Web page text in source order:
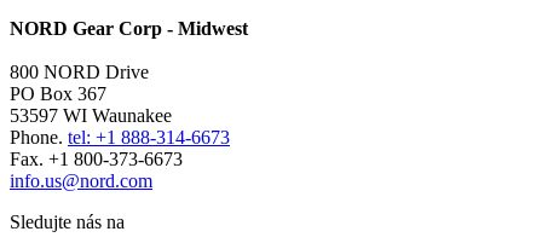
NORD Gear Corp - Midwest
800 NORD Drive
PO Box 367
53597 WI Waunakee
Phone. tel: +1 888-314-6673
Fax. +1 800-373-6673
info.us@nord.com
Sledujte nás na